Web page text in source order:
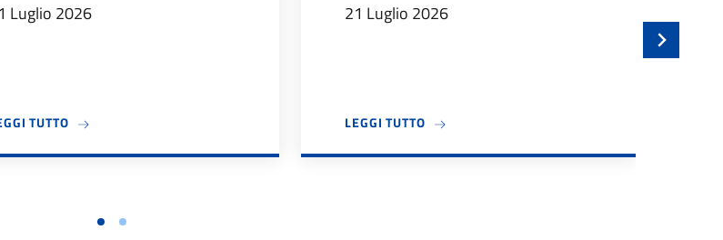
27
Luglio 2026
TUTTOA PROPOSITO DI IL DIPARTIMENTO DESTEC DÀ IL BENVENUTO A TRE NUOVI PROFESSORI ASSOCIATI
21 Luglio 2026
LEGGI TUTTOA PROPOSITO DI AGGIORNATO IL